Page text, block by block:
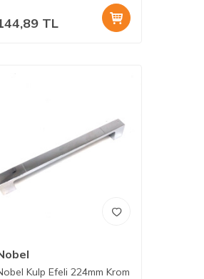
TL
Kulp Efeli 224mm Krom